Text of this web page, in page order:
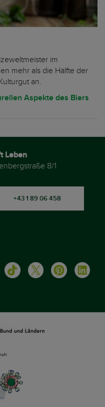
im
mehr als die Hälfte der
an.
Aspekte des Biers
Leben
8/1
+43 1 89 06 458